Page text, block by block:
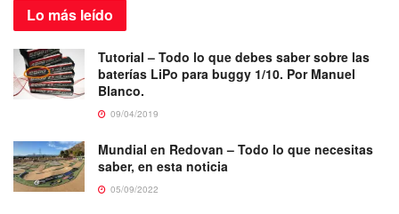
Lo más leído
Tutorial – Todo lo que debes saber sobre las
baterías LiPo para buggy 1/10. Por Manuel
Blanco.
09/04/2019
Mundial en Redovan – Todo lo que necesitas
saber, en esta noticia
05/09/2022